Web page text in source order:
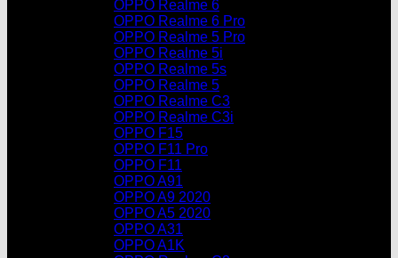
OPPO Realme 6
OPPO Realme 6 Pro
OPPO Realme 5 Pro
OPPO Realme 5i
OPPO Realme 5s
OPPO Realme 5
OPPO Realme C3
OPPO Realme C3i
OPPO F15
OPPO F11 Pro
OPPO F11
OPPO A91
OPPO A9 2020
OPPO A5 2020
OPPO A31
OPPO A1K